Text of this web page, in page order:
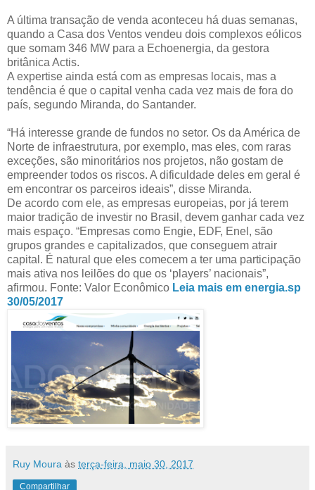
A última transação de venda aconteceu há duas semanas,
quando a Casa dos Ventos vendeu dois complexos eólicos
que somam 346 MW para a Echoenergia, da gestora
britânica Actis.
A expertise ainda está com as empresas locais, mas a
tendência é que o capital venha cada vez mais de fora do
país, segundo Miranda, do Santander.
“Há interesse grande de fundos no setor. Os da América de
Norte de infraestrutura, por exemplo, mas eles, com raras
exceções, são minoritários nos projetos, não gostam de
empreender todos os riscos. A dificuldade deles em geral é
em encontrar os parceiros ideais”, disse Miranda.
De acordo com ele, as empresas europeias, por já terem
maior tradição de investir no Brasil, devem ganhar cada vez
mais espaço. “Empresas como Engie, EDF, Enel, são
grupos grandes e capitalizados, que conseguem atrair
capital. É natural que eles comecem a ter uma participação
mais ativa nos leilões do que os ‘players’ nacionais”,
afirmou. Fonte: Valor Econômico Leia mais em energia.sp
30/05/2017
Ruy Moura às terça-feira, maio 30, 2017
Compartilhar